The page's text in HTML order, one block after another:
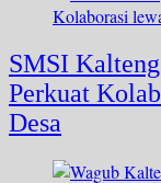
SMSI
Perkuat
Desa